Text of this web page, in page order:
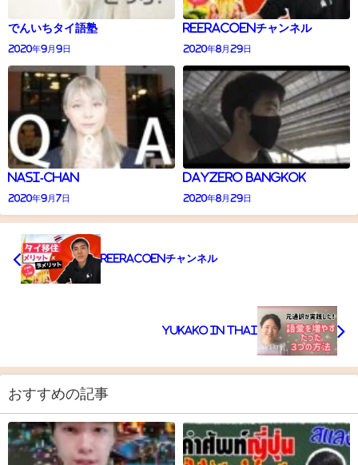
でんいちタイ語塾
2020年9月9日
Reeracoenチャンネル
2020年8月29日
Nasi-Chan
2020年9月7日
DAYZERO BANGKOK
2020年8月29日
Reeracoenチャンネル
yukako in thai
おすすめの記事